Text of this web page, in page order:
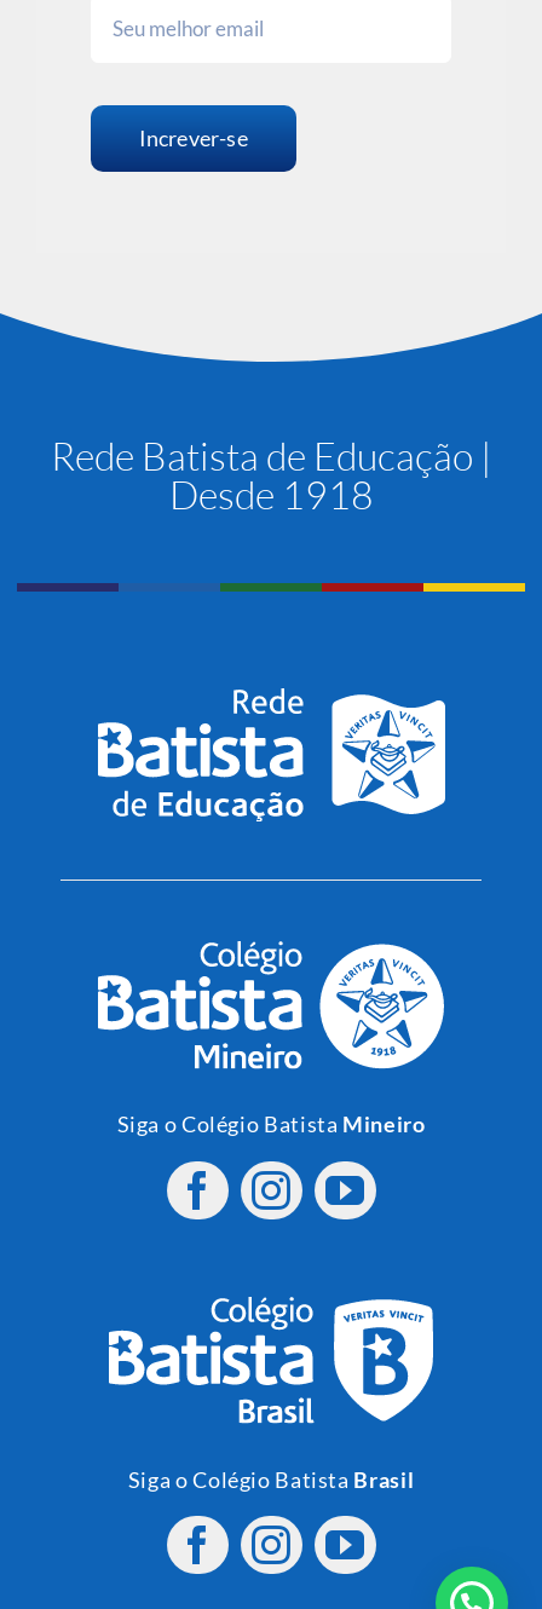
Increver-se
Rede Batista de Educação |
Desde 1918
Siga o Colégio Batista Mineiro
Siga o Colégio Batista Brasil